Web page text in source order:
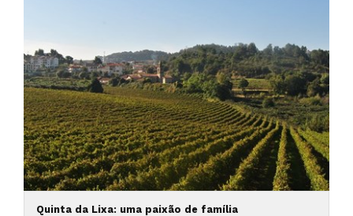
Quinta da Lixa: uma paixão de família